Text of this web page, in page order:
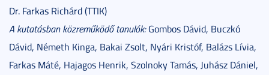
Dr. Farkas Richárd (TTIK)
A kutatásban közreműködő tanulók:Gombos Dávid, Buczkó
Dávid, Németh Kinga, Bakai Zsolt, Nyári Kristóf, Balázs Lívia,
Farkas Máté, Hajagos Henrik, Szolnoky Tamás, Juhász Dániel,